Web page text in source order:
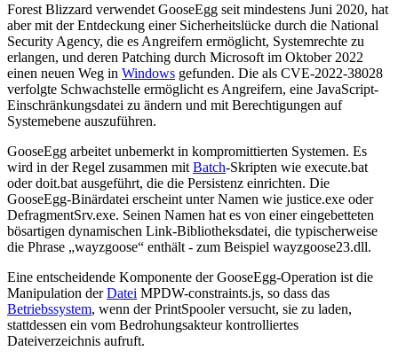
Forest Blizzard verwendet GooseEgg seit mindestens Juni 2020, hat
aber mit der Entdeckung einer Sicherheitslücke durch die National
Security Agency, die es Angreifern ermöglicht, Systemrechte zu
erlangen, und deren Patching durch Microsoft im Oktober 2022
einen neuen Weg in Windows gefunden. Die als CVE-2022-38028
verfolgte Schwachstelle ermöglicht es Angreifern, eine JavaScript-
Einschränkungsdatei zu ändern und mit Berechtigungen auf
Systemebene auszuführen.
GooseEgg arbeitet unbemerkt in kompromittierten Systemen. Es
wird in der Regel zusammen mit Batch-Skripten wie execute.bat
oder doit.bat ausgeführt, die die Persistenz einrichten. Die
GooseEgg-Binärdatei erscheint unter Namen wie justice.exe oder
DefragmentSrv.exe. Seinen Namen hat es von einer eingebetteten
bösartigen dynamischen Link-Bibliotheksdatei, die typischerweise
die Phrase „wayzgoose“ enthält - zum Beispiel wayzgoose23.dll.
Eine entscheidende Komponente der GooseEgg-Operation ist die
Manipulation derDatei MPDW-constraints.js, so dass das
Betriebssystem, wenn der PrintSpooler versucht, sie zu laden,
stattdessen ein vom Bedrohungsakteur kontrolliertes
Dateiverzeichnis aufruft.